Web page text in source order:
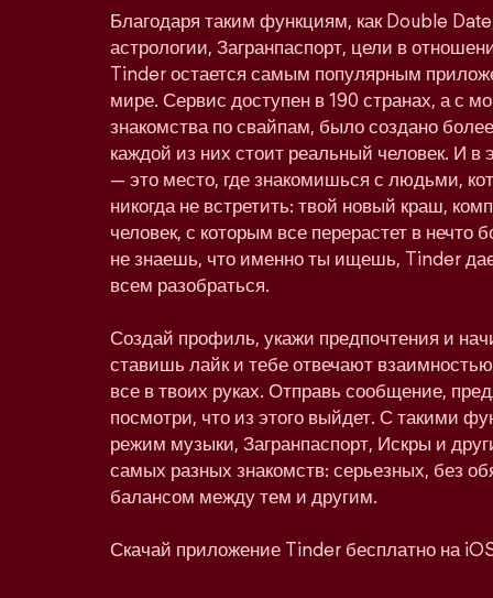
Благодаря таким функциям, как Double
астрологии, Загранпаспорт, цели в
Tinder остается самым популярным
мире. Сервис доступен в 190 странах, а с
знакомства по свайпам, было создано
каждой из них стоит реальный человек. И
— это место, где знакомишься с людьми,
никогда не встретить: твой новый краш,
человек, с которым все перерастет в
не знаешь, что именно ты ищешь, Tinder
всем разобраться.
Создай профиль, укажи предпочтения и
ставишь лайк и тебе отвечают
все в твоих руках. Отправь сообщение,
посмотри, что из этого выйдет. С такими
режим музыки, Загранпаспорт, Искры и
самых разных знакомств: серьезных, без
балансом между тем и другим.
Скачай приложение Tinder бесплатно на